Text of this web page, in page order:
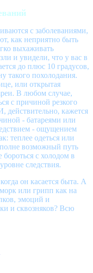
с заболеваниями,
как неприятно быть
выхаживать
и увидели, что у вас в
до плюс 10 градусов,
такого похолодания.
или открытая
В любом случае,
с причиной резкого
действительно, кажется
- батареями или
- ощущением
теплее одеться или
возможный путь
с холодом в
следствия.
он касается быта. А
или грипп как на
эмоций и
и сквозняков? Всю